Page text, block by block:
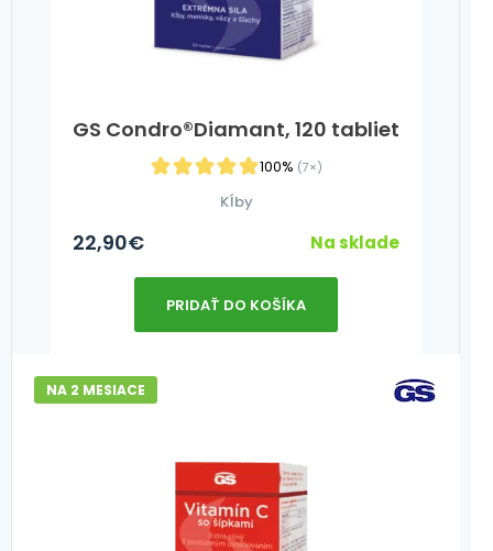
GS Condro®Diamant, 120 tabliet
100% (7×)
Kĺby
22,90€ Na sklade
PRIDAŤ DO KOŠÍKA
NA 2 MESIACE